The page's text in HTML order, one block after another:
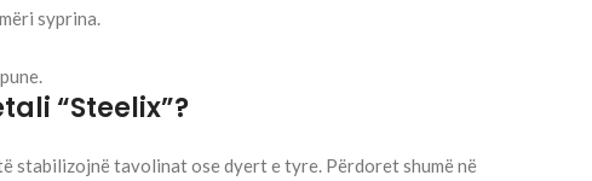
syprina.
“Steelix”?
stabilizojnë tavolinat ose dyert e tyre. Përdoret shumë në